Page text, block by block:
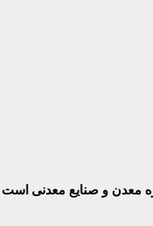
معدن و صنایع معدنی‌